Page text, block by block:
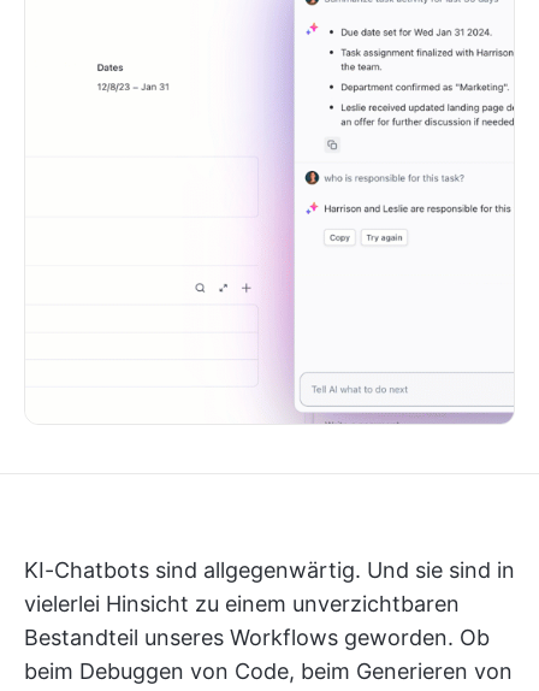
KI-Chatbots sind allgegenwärtig. Und sie sind in
vielerlei Hinsicht zu einem unverzichtbaren
Bestandteil unseres Workflows geworden. Ob
beim Debuggen von Code, beim Generieren von